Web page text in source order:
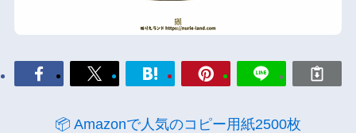
📦 Amazonで人気のコピー用紙2500枚